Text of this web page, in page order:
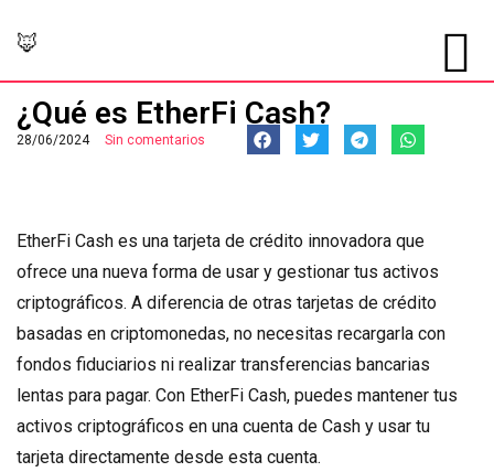
🦊
¿Qué es EtherFi Cash?
28/06/2024 Sin comentarios
EtherFi Cash es una tarjeta de crédito innovadora que
ofrece una nueva forma de usar y gestionar tus activos
criptográficos. A diferencia de otras tarjetas de crédito
basadas en criptomonedas, no necesitas recargarla con
fondos fiduciarios ni realizar transferencias bancarias
lentas para pagar. Con EtherFi Cash, puedes mantener tus
activos criptográficos en una cuenta de Cash y usar tu
tarjeta directamente desde esta cuenta.